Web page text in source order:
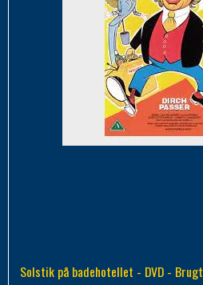
Solstik på badehotellet - DVD - Brugt